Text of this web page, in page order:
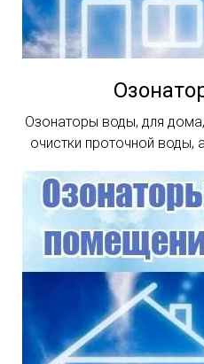
Озонаторы воды, для
очистки проточной воды,